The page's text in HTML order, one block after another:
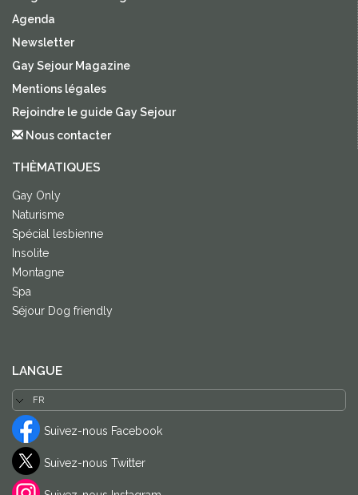
Agenda
Newsletter
Gay Sejour Magazine
Mentions légales
Rejoindre le guide Gay Sejour
Nous contacter
THÈMATIQUES
Gay Only
Naturisme
Spécial lesbienne
Insolite
Montagne
Spa
Séjour Dog friendly
LANGUE
Suivez-nous Facebook
Suivez-nous Twitter